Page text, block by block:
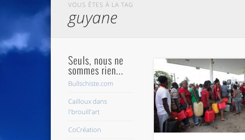
VOUS ÊTES À LA TAG
guyane
Seuls, nous ne
sommes rien...
Bullschiste.com
Cailloux dans
l'brouill'art
CoCréation